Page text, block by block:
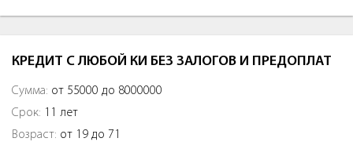
КРЕДИТ С ЛЮБОЙ КИ БЕЗ ЗАЛОГОВ И ПРЕДОПЛАТ
Сумма: от 55000 до 8000000
Срок: 11 лет
Возраст: от 19 до 71